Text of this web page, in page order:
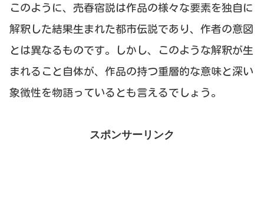
このように、売春宿説は作品の様々な要素を独自に
解釈した結果生まれた都市伝説であり、作者の意図
とは異なるものです。しかし、このような解釈が生
まれること自体が、作品の持つ重層的な意味と深い
象徴性を物語っているとも言えるでしょう。
スポンサーリンク